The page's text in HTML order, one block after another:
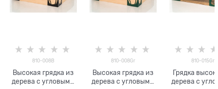
810-008B
Высокая грядка из
дерева с угловыми
810-008Gr
Высокая грядка из
дерева с угловыми
810-015Gr
Грядка
дерева с